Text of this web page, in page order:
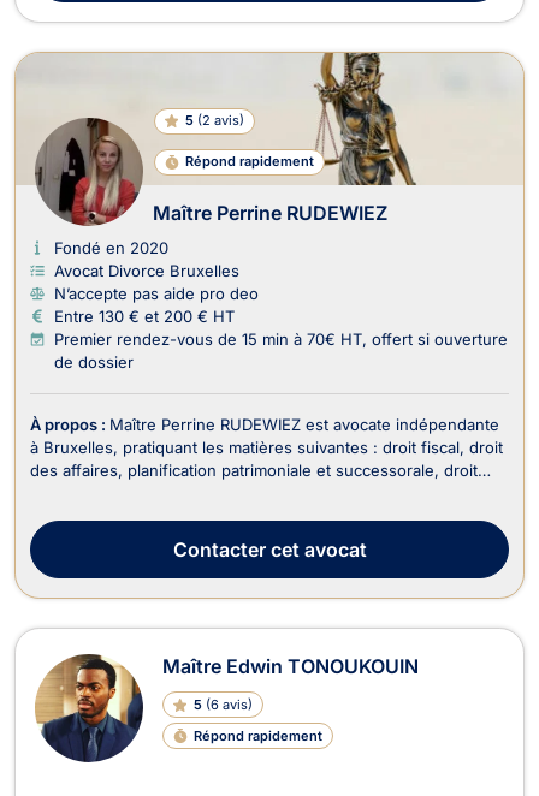
5 (2 avis)
Répond rapidement
Maître Perrine RUDEWIEZ
Fondé en 2020
Avocat Divorce Bruxelles
N’accepte pas aide pro deo
Entre 130 € et 200 € HT
Premier rendez-vous de 15 min à 70€ HT, offert si ouverture
de dossier
À propos : Maître Perrine RUDEWIEZ est avocate indépendante
à Bruxelles, pratiquant les matières suivantes : droit fiscal, droit
des affaires, planification patrimoniale et successorale, droit
service de ses clients pou...
Contactercet avocat
Maître Edwin TONOUKOUIN
5 (6 avis)
Répond rapidement